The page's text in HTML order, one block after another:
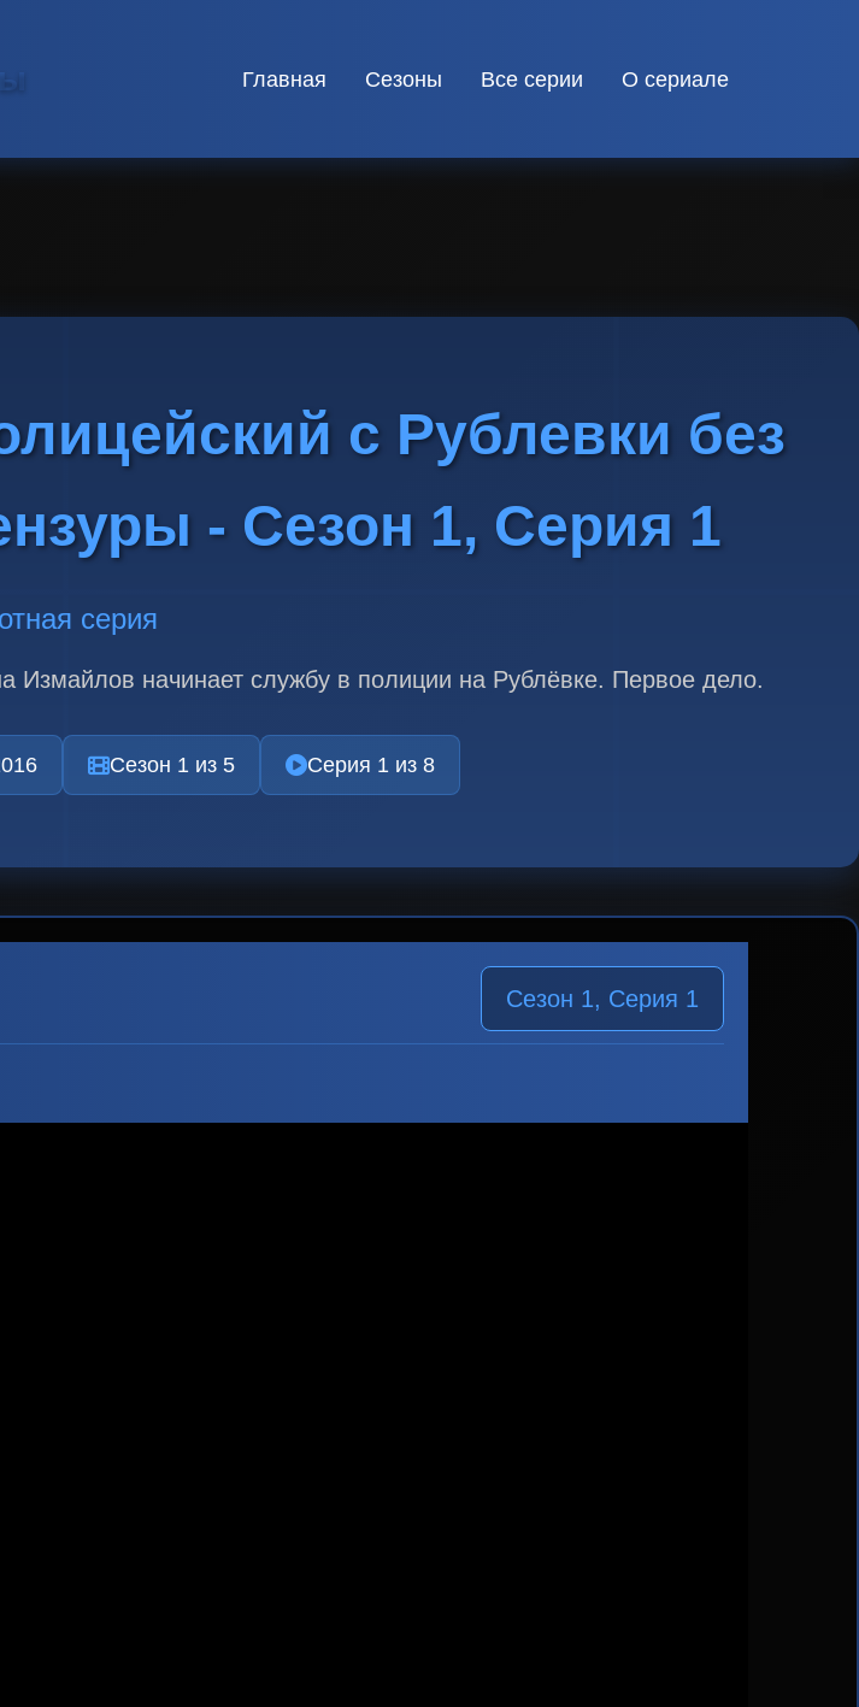
Главная Сезоны Все серии О сериале
с Рублевки без
- Сезон 1, Серия 1
серия
Измайлов начинает службу в полиции на Рублёвке. Первое дело.
Сезон 1 из 5 Серия 1 из 8
Сезон 1, Серия 1